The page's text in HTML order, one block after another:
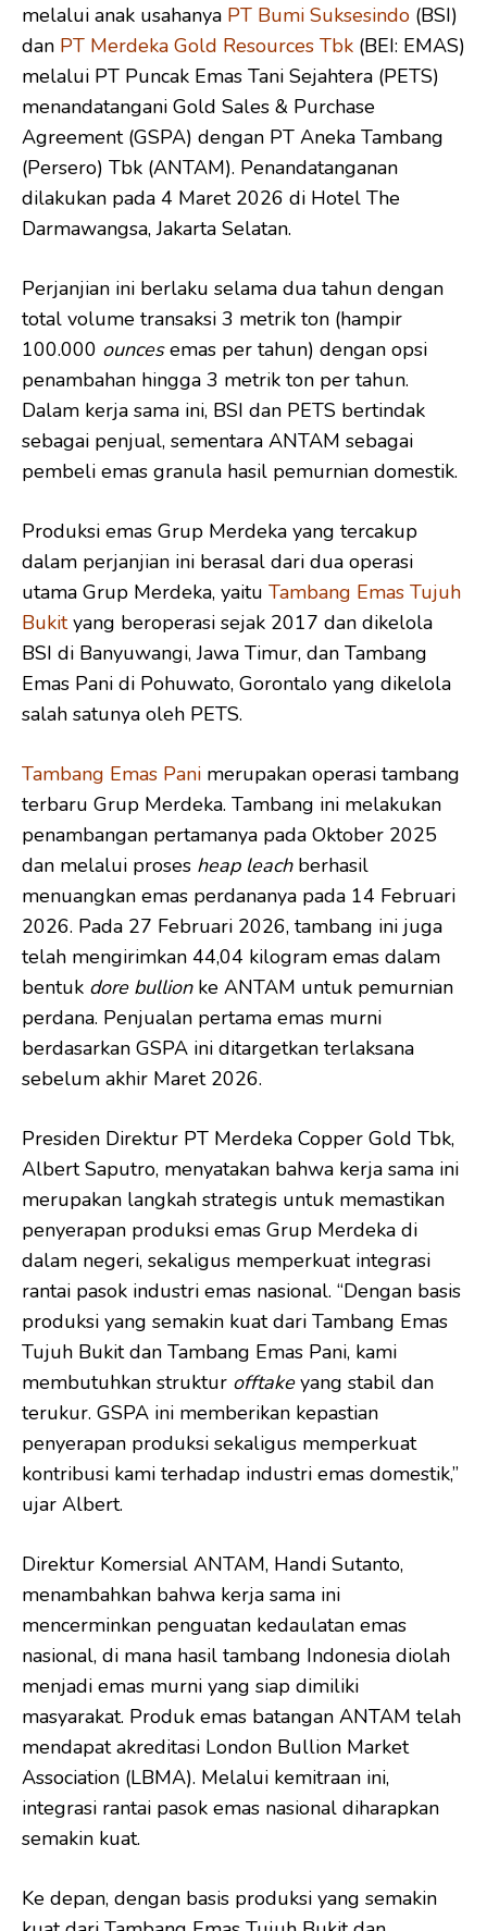
melalui anak usahanya PT Bumi Suksesindo (BSI)
dan PT Merdeka Gold Resources Tbk (BEI: EMAS)
melalui PT Puncak Emas Tani Sejahtera (PETS)
menandatangani Gold Sales & Purchase
Agreement (GSPA) dengan PT Aneka Tambang
(Persero) Tbk (ANTAM). Penandatanganan
dilakukan pada 4 Maret 2026 di Hotel The
Darmawangsa, Jakarta Selatan.
Perjanjian ini berlaku selama dua tahun dengan
total volume transaksi 3 metrik ton (hampir
100.000 ouncesemas per tahun) dengan opsi
penambahan hingga 3 metrik ton per tahun.
Dalam kerja sama ini, BSI dan PETS bertindak
sebagai penjual, sementara ANTAM sebagai
pembeli emas granula hasil pemurnian domestik.
Produksi emas Grup Merdeka yang tercakup
dalam perjanjian ini berasal dari dua operasi
utama Grup Merdeka, yaitu Tambang Emas Tujuh
Bukityang beroperasi sejak 2017 dan dikelola
BSI di Banyuwangi, Jawa Timur, dan Tambang
Emas Pani di Pohuwato, Gorontalo yang dikelola
salah satunya oleh PETS.
Tambang Emas Pani merupakan operasi tambang
terbaru Grup Merdeka. Tambang ini melakukan
penambangan pertamanya pada Oktober 2025
dan melalui proses heap leachberhasil
menuangkan emas perdananya pada 14 Februari
2026. Pada 27 Februari 2026, tambang ini juga
telah mengirimkan 44,04 kilogram emas dalam
bentuk dore bullionke ANTAM untuk pemurnian
perdana. Penjualan pertama emas murni
berdasarkan GSPA ini ditargetkan terlaksana
sebelum akhir Maret 2026.
Presiden Direktur PT Merdeka Copper Gold Tbk,
Albert Saputro, menyatakan bahwa kerja sama ini
merupakan langkah strategis untuk memastikan
penyerapan produksi emas Grup Merdeka di
dalam negeri, sekaligus memperkuat integrasi
rantai pasok industri emas nasional. “Dengan basis
produksi yang semakin kuat dari Tambang Emas
Tujuh Bukit dan Tambang Emas Pani, kami
membutuhkan struktur offtakeyang stabil dan
terukur. GSPA ini memberikan kepastian
penyerapan produksi sekaligus memperkuat
kontribusi kami terhadap industri emas domestik,”
ujar Albert.
Direktur Komersial ANTAM, Handi Sutanto,
menambahkan bahwa kerja sama ini
mencerminkan penguatan kedaulatan emas
nasional, di mana hasil tambang Indonesia diolah
menjadi emas murni yang siap dimiliki
masyarakat. Produk emas batangan ANTAM telah
mendapat akreditasi London Bullion Market
Association (LBMA). Melalui kemitraan ini,
integrasi rantai pasok emas nasional diharapkan
semakin kuat.
Ke depan, dengan basis produksi yang semakin